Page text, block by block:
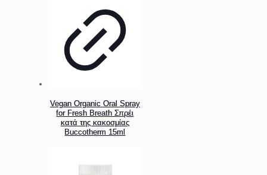
Vegan Organic Oral Spray
for Fresh Breath Σπρέι
κατά της κακοσμίας
Buccotherm 15ml